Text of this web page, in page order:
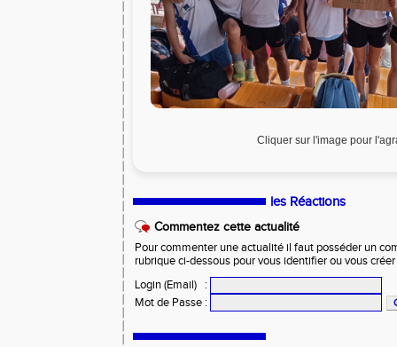
Cliquer sur l'image pour
les Réactions
Commentez cette actualité
Pour commenter une actualité il faut posséder un
rubrique ci-dessous pour vous identifier ou vous
Login (Email)
:
Mot de Passe :